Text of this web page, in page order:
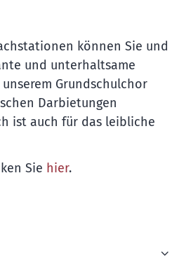
können Sie und
und unterhaltsame
Grundschulchor
Darbietungen
ist auch für das leibliche
Sie hier.